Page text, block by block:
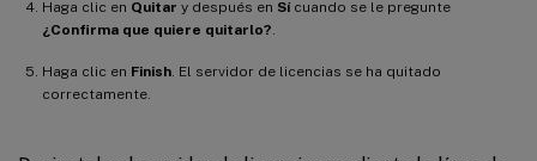
Haga clic en Quitar y después en Sícuando se le pregunte
¿Confirma que quiere quitarlo?
Haga clic en Finish . El servidor de licencias se ha quitado
correctamente.